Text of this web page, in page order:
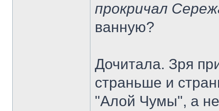
прокричал
ванную?
Дочитала. Зря
страньше и
"Алой Чумы", а